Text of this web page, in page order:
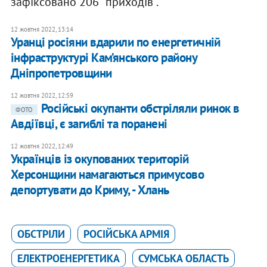
12 жовтня 2022, 13:14
Уранці росіяни вдарили по енергетичній
інфраструктурі Кам’янського району
Дніпропетровщини
12 жовтня 2022, 12:59
ФОТО
Російські окупанти обстріляли ринок в
Авдіївці, є загиблі та поранені
12 жовтня 2022, 12:49
Українців із окупованих територій
Херсонщини намагаються примусово
депортувати до Криму, - Хлань
ОБСТРІЛИ
РОСІЙСЬКА АРМІЯ
ЕЛЕКТРОЕНЕРГЕТИКА
СУМСЬКА ОБЛАСТЬ